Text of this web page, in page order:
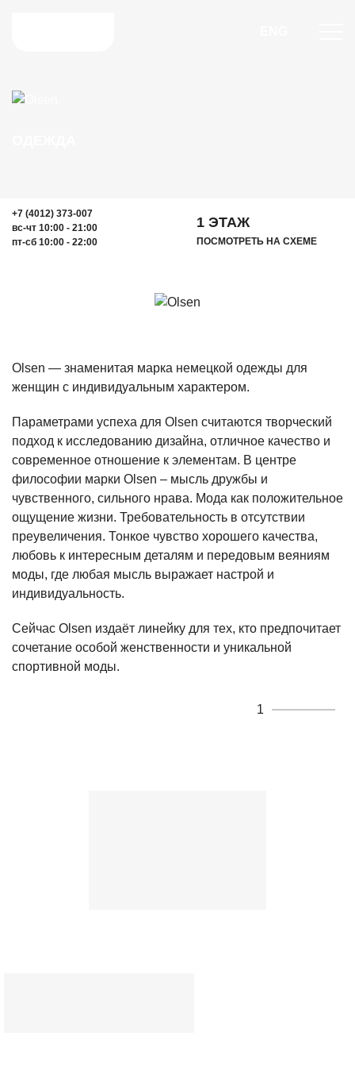
+7 (4012) 373-007
вс-чт 10:00 - 21:00
пт-сб 10:00 - 22:00
1 ЭТАЖ
ПОСМОТРЕТЬ НА СХЕМЕ
Olsen — знаменитая марка немецкой одежды для
женщин с индивидуальным характером.
Параметрами успеха для Olsen считаются творческий
подход к исследованию дизайна, отличное качество и
современное отношение к элементам. В центре
философии марки Olsen – мысль дружбы и
чувственного, сильного нрава. Мода как положительное
ощущение жизни. Требовательность в отсутствии
преувеличения. Тонкое чувство хорошего качества,
любовь к интересным деталям и передовым веяниям
моды, где любая мысль выражает настрой и
индивидуальность.
Сейчас Olsen издаёт линейку для тех, кто предпочитает
сочетание особой женственности и уникальной
спортивной моды.
1